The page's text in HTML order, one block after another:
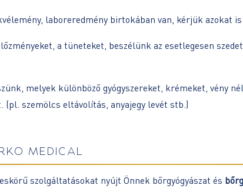
laboreredmény birtokában van, kérjük azokat is
a tüneteket, beszélünk az esetlegesen
melyek különböző gyógyszereket, krémeket, vény
(pl. szemölcs eltávolítás, anyajegy levét stb.)
MEDICAL
szolgáltatásokat nyújt Önnek bőrgyógyászat és